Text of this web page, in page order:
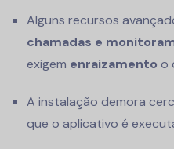
Alguns recursos
chamadas e
exigem enraizamento o
A instalação demora
que o aplicativo é